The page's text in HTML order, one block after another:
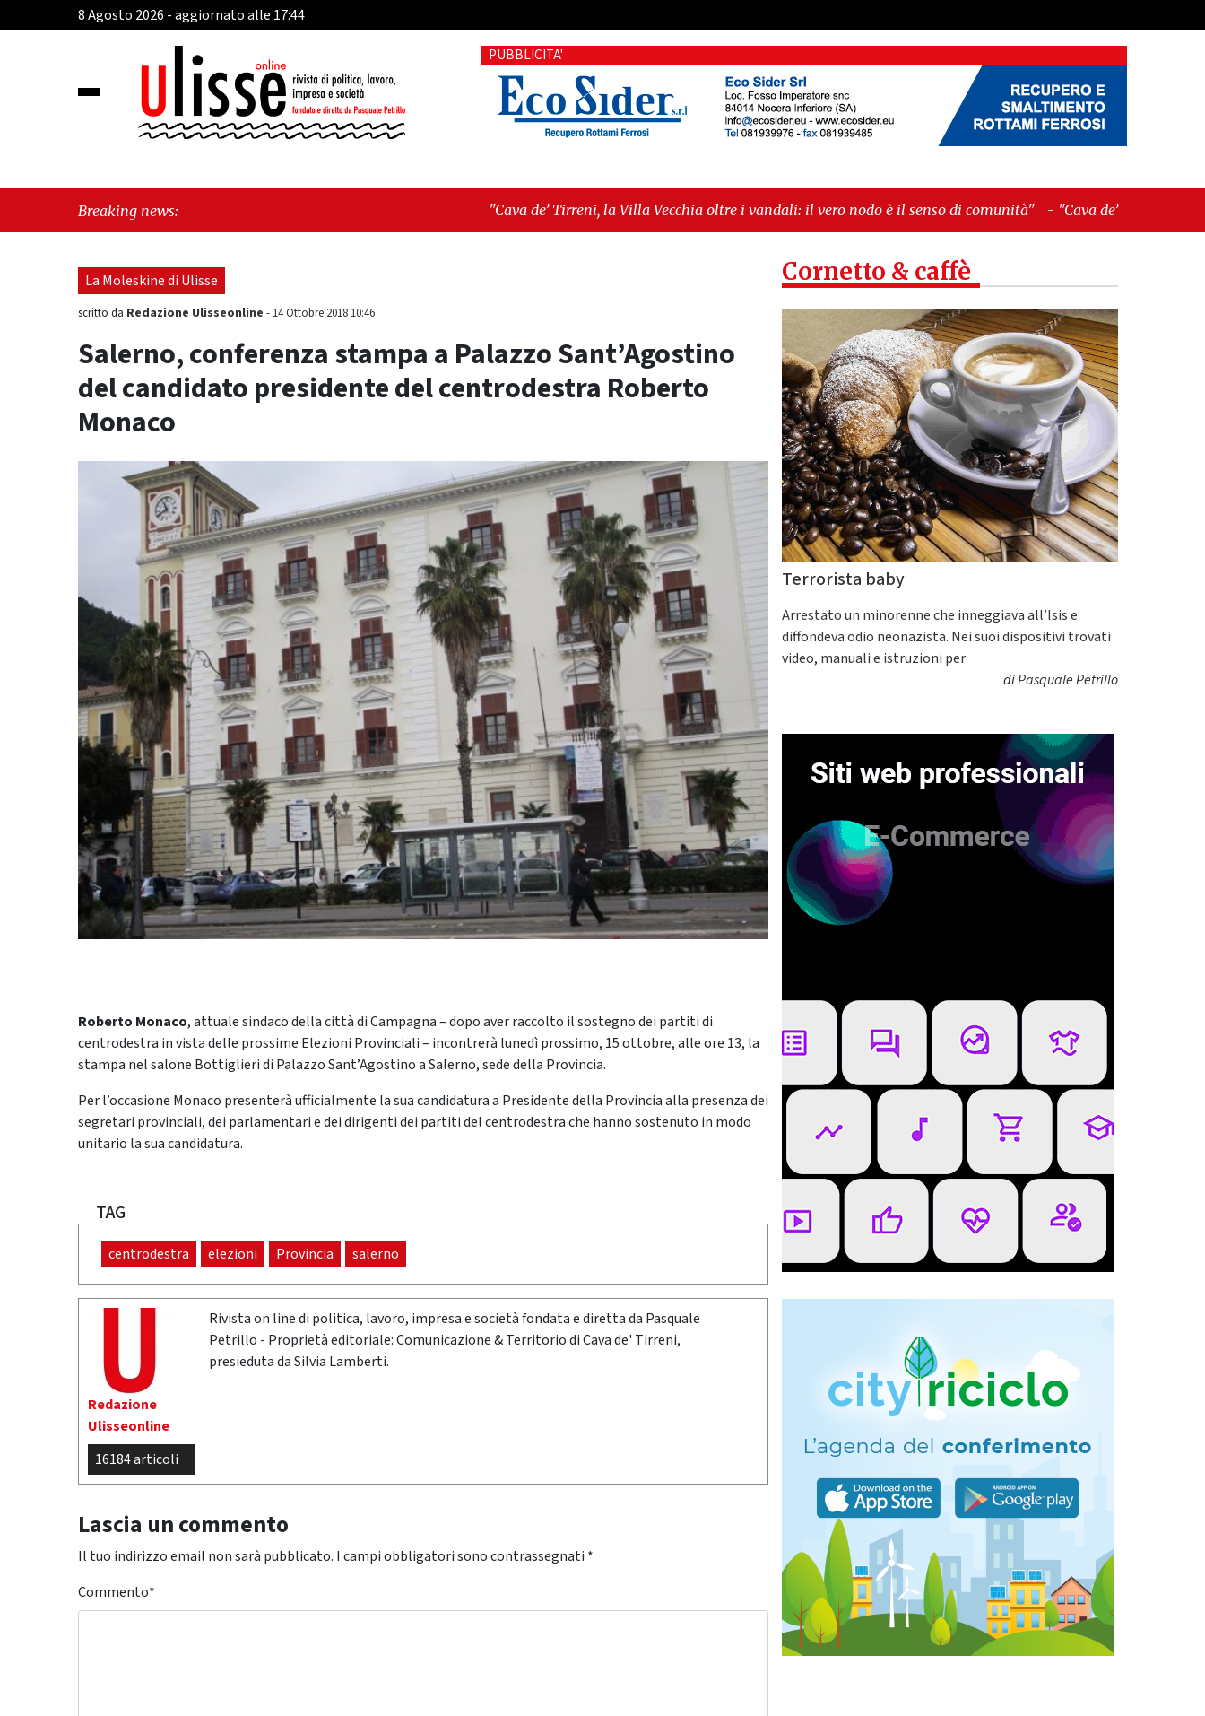
8 Agosto 2026 - aggiornato alle 17:44
PUBBLICITA'
Breaking news: "Cava de’ Tirreni, la Villa Vecchia oltre i vandali: il vero nodo è il senso di comunità" -"Cava de’ Tirreni, La Fratellanza
sull'ultima seduta consiliare: “Serve chiarezza!”"
La Moleskine di Ulisse
scritto da Redazione Ulisseonline - 14 Ottobre 2018 10:46
Salerno, conferenza stampa a Palazzo Sant’Agostino
del candidato presidente del centrodestra Roberto
Monaco
Roberto Monaco, attuale sindaco della città di Campagna – dopo aver raccolto il sostegno dei partiti di
centrodestra in vista delle prossime Elezioni Provinciali – incontrerà lunedì prossimo, 15 ottobre, alle ore 13, la
stampa nel salone Bottiglieri di Palazzo Sant’Agostino a Salerno, sede della Provincia.
Per l’occasione Monaco presenterà ufficialmente la sua candidatura a Presidente della Provincia alla presenza dei
segretari provinciali, dei parlamentari e dei dirigenti dei partiti del centrodestra che hanno sostenuto in modo
unitario la sua candidatura.
TAG
centrodestra elezioni Provincia salerno
Redazione
Ulisseonline
16184 articoli
Rivista on line di politica, lavoro, impresa e società fondata e diretta da Pasquale
Petrillo - Proprietà editoriale: Comunicazione & Territorio di Cava de' Tirreni,
presieduta da Silvia Lamberti.
Lascia un commento
Il tuo indirizzo email non sarà pubblicato. I campi obbligatori sono contrassegnati *
Commento*
Cornetto & caffè
Terrorista baby
Arrestato un minorenne che inneggiava all’Isis e
diffondeva odio neonazista. Nei suoi dispositivi trovati
video, manuali e istruzioni per
diPasquale Petrillo